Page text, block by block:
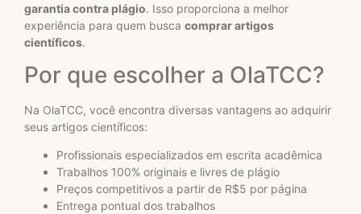
garantia contra plágio. Isso proporciona a melhor
experiência para quem busca comprar artigos
científicos.
Por que escolher a OlaTCC?
Na OlaTCC, você encontra diversas vantagens ao adquirir
seus artigos científicos:
Profissionais especializados em escrita acadêmica
Trabalhos 100% originais e livres de plágio
Preços competitivos a partir de R$5 por página
Entrega pontual dos trabalhos